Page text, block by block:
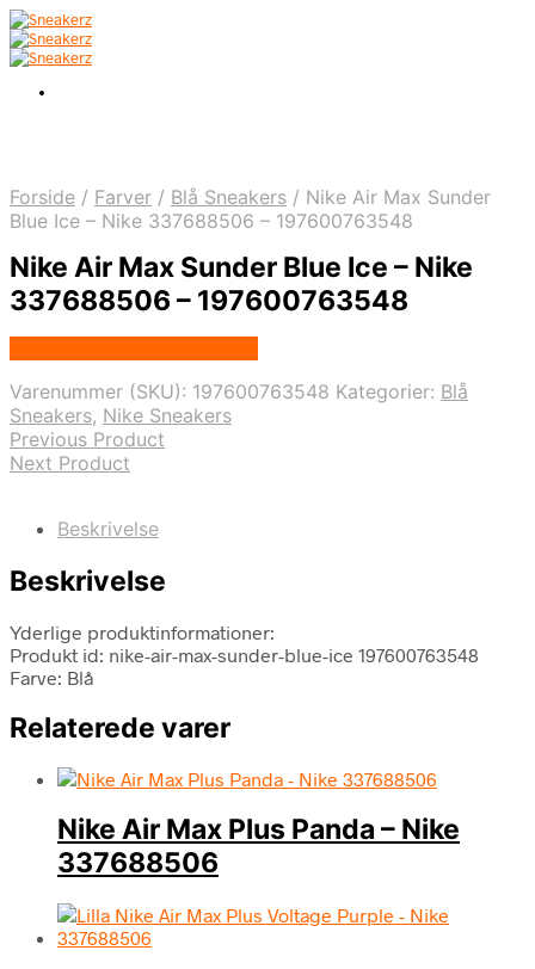
Forside / Farver / Blå Sneakers / Nike Air Max Sunder
Blue Ice – Nike 337688506 – 197600763548
Nike Air Max Sunder Blue Ice – Nike
337688506 – 197600763548
Varenummer (SKU): 197600763548 Kategorier: Blå
Sneakers, Nike Sneakers
Previous Product
Next Product
Beskrivelse
Beskrivelse
Yderlige produktinformationer:
Produkt id: nike-air-max-sunder-blue-ice 197600763548
Farve: Blå
Relaterede varer
Nike Air Max Plus Panda – Nike
337688506